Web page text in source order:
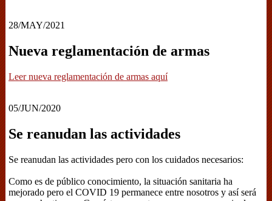
28/MAY/2021
Nueva reglamentación de armas
Leer nueva reglamentación de armas aquí
05/JUN/2020
Se reanudan las actividades
Se reanudan las actividades pero con los cuidados necesarios:
Como es de público conocimiento, la situación sanitaria ha
mejorado pero el COVID 19 permanece entre nosotros y así será